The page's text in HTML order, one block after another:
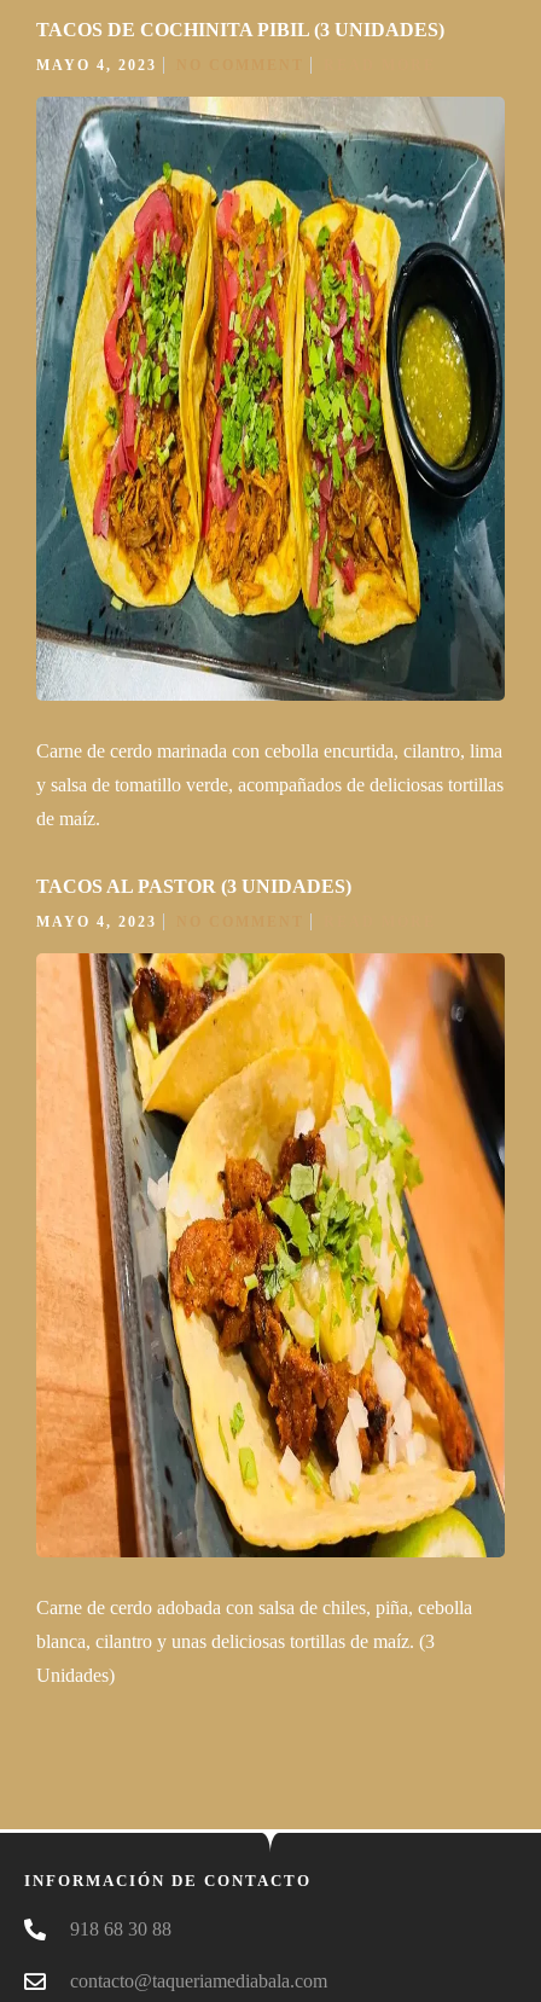
TACOS DE COCHINITA PIBIL (3 UNIDADES)
MAYO 4, 2023
Carne de cerdo marinada con cebolla encurtida, cilantro, lima
y salsa de tomatillo verde, acompañados de deliciosas tortillas
de maíz.
TACOS AL PASTOR (3 UNIDADES)
MAYO 4, 2023
Carne de cerdo adobada con salsa de chiles, piña, cebolla
blanca, cilantro y unas deliciosas tortillas de maíz. (3
Unidades)
INFORMACIÓN DE CONTACTO
918 68 30 88
contacto@taqueriamediabala.com